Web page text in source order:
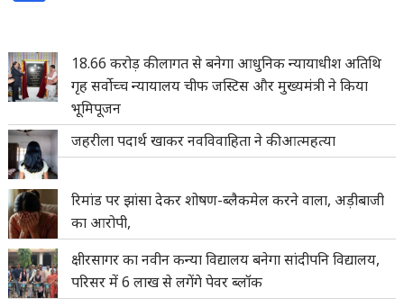
18.66 करोड़ की लागत से बनेगा आधुनिक न्यायाधीश अतिथि
गृह सर्वोच्च न्यायालय चीफ जस्टिस और मुख्यमंत्री ने किया
भूमिपूजन
जहरीला पदार्थ खाकर नवविवाहिता ने की आत्महत्या
रिमांड पर झांसा देकर शोषण-ब्लैकमेल करने वाला, अड़ीबाजी
का आरोपी,
क्षीरसागर का नवीन कन्या विद्यालय बनेगा सांदीपनि विद्यालय,
परिसर में 6 लाख से लगेंगे पेवर ब्लॉक